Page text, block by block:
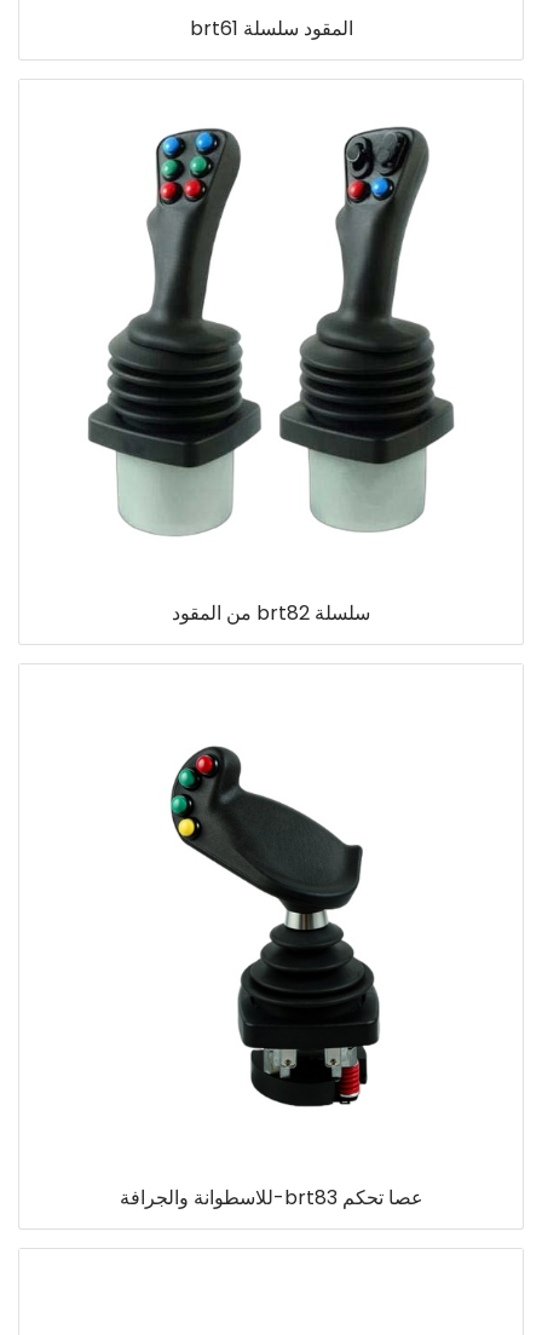
المقود سلسلة brt61
سلسلة brt82 من المقود
عصا تحكم brt83-للاسطوانة والجرافة